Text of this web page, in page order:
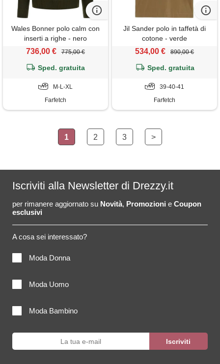
Wales Bonner polo calm con
inserti a righe - nero
736,00 € 775,00 €
Sped. gratuita
M-L-XL
Farfetch
Jil Sander polo in taffetà di
cotone - verde
534,00 € 890,00 €
Sped. gratuita
39-40-41
Farfetch
1 2 3 >
Iscriviti alla Newsletter di Drezzy.it
per rimanere aggiornato su Novità, Promozioni e Coupon
esclusivi
A cosa sei interessato?
Moda Donna
Moda Uomo
Moda Bambino